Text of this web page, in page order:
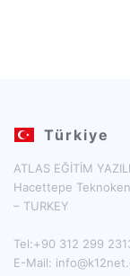
Türkiye
ATLAS EĞİTİM
Hacettepe
– TURKEY
Tel:+90 312 299
E-Mail: